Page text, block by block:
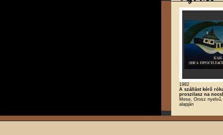
1982
A szállást kérő
proszilasz na
Mese, Orosz
alapján